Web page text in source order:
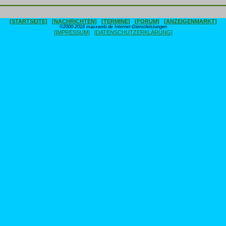
[STARTSEITE] [NACHRICHTEN] [TERMINE] [FORUM] [ANZEIGENMARKT]
©2000-2018 maxxweb.de Internet-Dienstleistungen
[IMPRESSUM] [DATENSCHUTZERKLÄRUNG]